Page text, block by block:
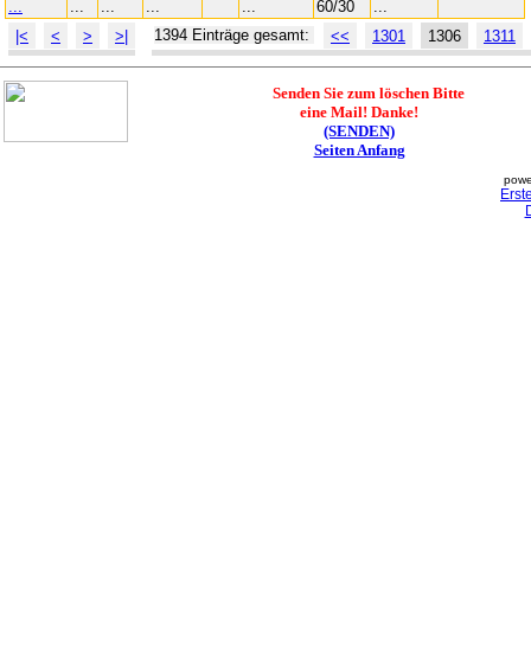
...
... ... ... ... 60/30
...
|<
< > >| 1394 Einträge gesamt: << 1301 1306 1311
Senden Sie zum löschen Bitte
eine Mail! Danke!
(SENDEN)
Seiten Anfang